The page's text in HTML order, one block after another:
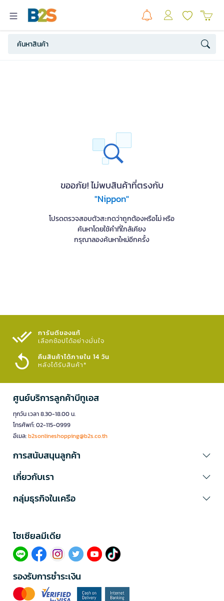
ขออภัย! ไม่พบสินค้าที่ตรงกับ
"Nippon"
โปรดตรวจสอบตัวสะกดว่าถูกต้องหรือไม่ หรือ
ค้นหาโดยใช้คำที่ใกล้เคียง
กรุณาลองค้นหาใหม่อีกครั้ง
การันตีของแท้
เลือกช้อปได้อย่างมั่นใจ​
คืนสินค้าได้ภายใน 14 วัน
หลังได้รับสินค้า*
ศูนย์บริการลูกค้าบีทูเอส
ทุกวัน เวลา 8.30-18.00 น.
โทรศัพท์: 02-115-0999
อีเมล:b2sonlineshopping@b2s.co.th
การสนับสนุนลูกค้า
เกี่ยวกับเรา
กลุ่มธุรกิจในเครือ
โซเซียลมีเดีย​
รองรับการชำระเงิน